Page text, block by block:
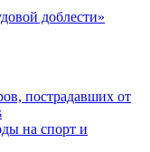
доблести»
пострадавших от
на спорт и